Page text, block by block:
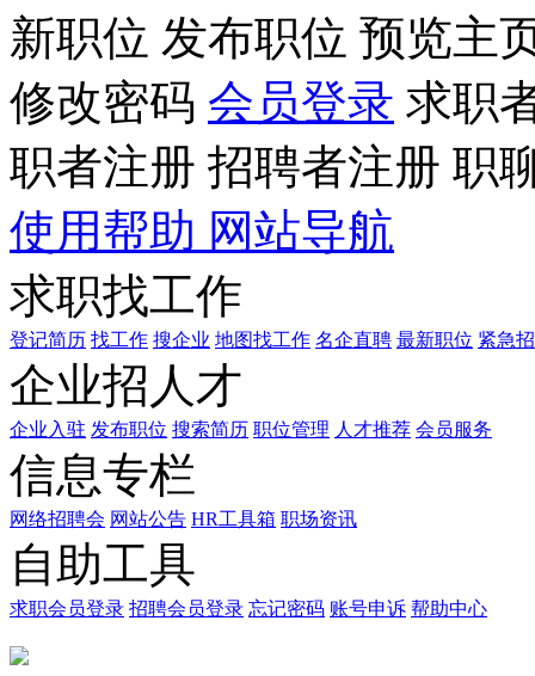
新职位 发布职位 预览主
修改密码 会员登录 求职
职者注册 招聘者注册 职
使用帮助 网站导航
求职找工作
登记简历 找工作 搜企业 地图找工作 名企直聘 最新职位 紧急
企业招人才
企业入驻 发布职位 搜索简历 职位管理 人才推荐 会员服务
信息专栏
网络招聘会 网站公告 HR工具箱 职场资讯
自助工具
求职会员登录 招聘会员登录 忘记密码 账号申诉 帮助中心